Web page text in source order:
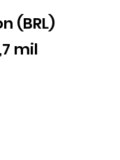
(BRL)
mil